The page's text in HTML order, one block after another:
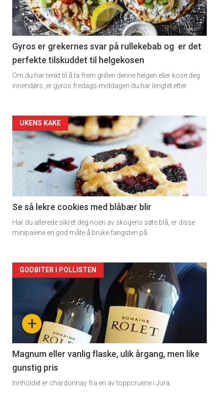
Gyros er grekernes svar på rullekebab og er det
perfekte tilskuddet til helgekosen
Om du har tenkt til å ta frem grillen denne helgen eller kose deg
innendørs ,er gyros fredags-middagen du har lengtet etter.
Forsiden
akkurat
nå
2
UKENS KAKE
Se så lekre cookies med blåbær blir
Har du allerede sikret deg noen av skogens søte blå, er disse
minipaiene en god måte å bruke fangsten på.
Forsiden
akkurat
nå
3
+
GODBITER I POLLISTEN
Magnum eller vanlig flaske, ulik årgang, men like
gunstig pris
Innholdet er chardonnay fra en av toppcruene i Jura.